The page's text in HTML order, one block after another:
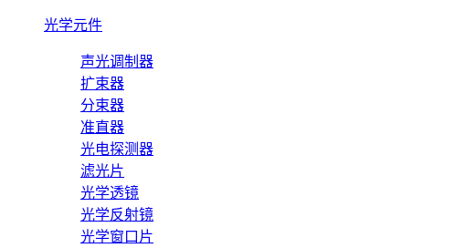
光学元件
声光调制器
扩束器
分束器
准直器
光电探测器
滤光片
光学透镜
光学反射镜
光学窗口片